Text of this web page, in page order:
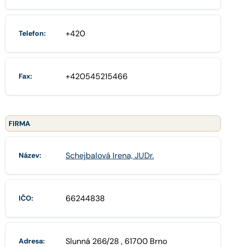
Telefon: +420
Fax: +420545215466
FIRMA
Název: Schejbalová Irena, JUDr.
IČO: 66244838
Adresa: Slunná 266/28 , 61700 Brno